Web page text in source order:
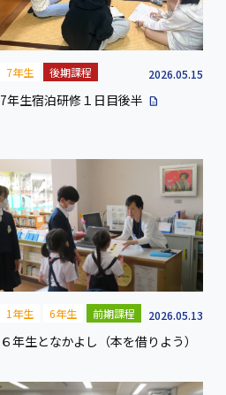
7年生 後期課程 2026.05.15
7年生宿泊研修１日目後半 description
1年生 6年生 前期課程 2026.05.13
６年生となかよし（本を借りよう）